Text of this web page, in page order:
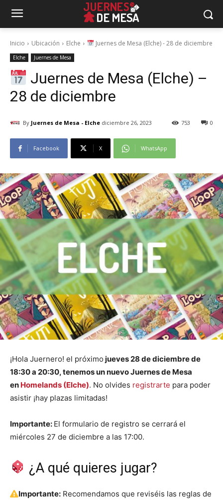
Inicio Ubicación Elche Juernes de Mesa (Elche) - 28 de diciembre
Elche Juernes de Mesa
Juernes de Mesa (Elche) –
28 de diciembre
By Juernes de Mesa - Elche diciembre 26, 2023 0
753
Facebook X WhatsApp
¡Hola Juernero! el próximo jueves 28 de diciembrede
18:30 a 20:30, tenemos un nuevo Juernes de Mesa
en Homelands (Elche). No olvides registrarte para poder
asistir ¡hay plazas limitadas!
Importante: El formulario de registro se cerrará el
miércoles 27 de diciembre a las 17:00.
¿A qué quieres jugar?
Importante: Recomendamos que reviséis las reglas de